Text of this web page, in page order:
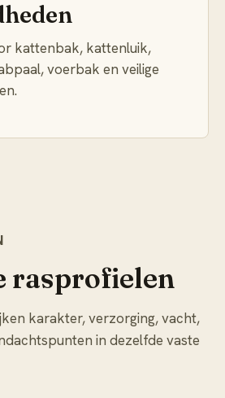
kattenbak, kattenluik,
voerbak en veilige
rasprofielen
karakter, verzorging, vacht,
in dezelfde vaste